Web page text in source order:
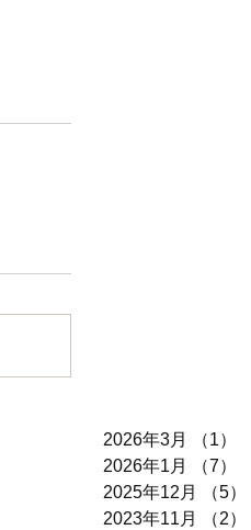
2026年3月 （1）
2026年1月
（7）
2025年12月
（5）
2023年11月
（2）